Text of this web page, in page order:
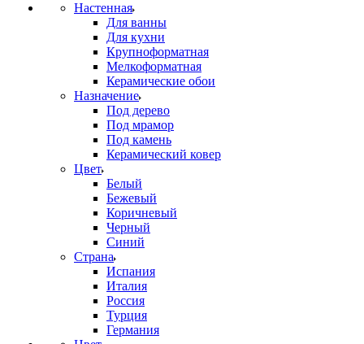
Настенная
Для ванны
Для кухни
Крупноформатная
Мелкоформатная
Керамические обои
Назначение
Под дерево
Под мрамор
Под камень
Керамический ковер
Цвет
Белый
Бежевый
Коричневый
Черный
Синий
Страна
Испания
Италия
Россия
Турция
Германия